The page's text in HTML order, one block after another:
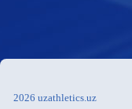
2026 uzathletics.uz